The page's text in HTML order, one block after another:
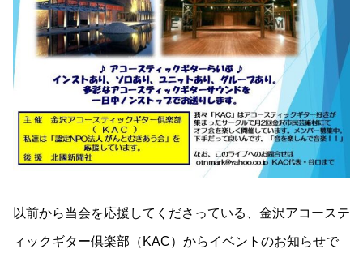
以前から当会を応援してくださっている、金沢アコーステ
ィックギター倶楽部（KAC）からイベントのお知らせで